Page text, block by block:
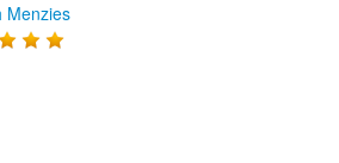
Menzies